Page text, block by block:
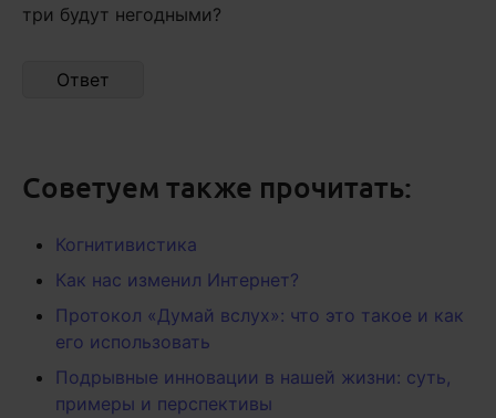
три будут негодными?
Ответ
Советуем также прочитать:
Когнитивистика
Как нас изменил Интернет?
Протокол «Думай вслух»: что это такое и как
его использовать
Подрывные инновации в нашей жизни: суть,
примеры и перспективы